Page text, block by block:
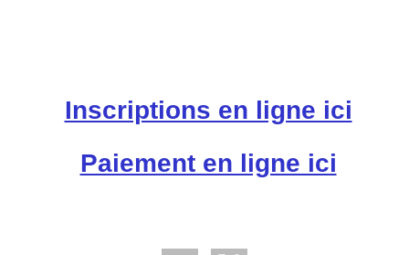
Inscriptions en ligne ici
Paiement en ligne ici